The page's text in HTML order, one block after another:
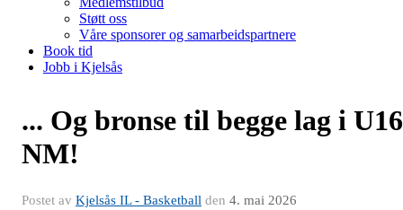
Støtt oss
Våre sponsorer og samarbeidspartnere
Book tid
Jobb i Kjelsås
... Og bronse til begge lag i U16
NM!
Postet av Kjelsås IL - Basketball den 4. mai 2026